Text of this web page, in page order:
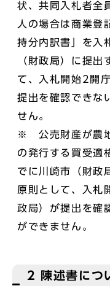
状、共同入札者全
人の場合は商業登
持分内訳書」を入
（財政局）に提出
て、入札開始2開
提出を確認できな
せん。
※ 公売財産が農
の発行する買受適
でに川崎市（財政
原則として、入札
政局）が提出を確
ができません。
2 陳述書につ